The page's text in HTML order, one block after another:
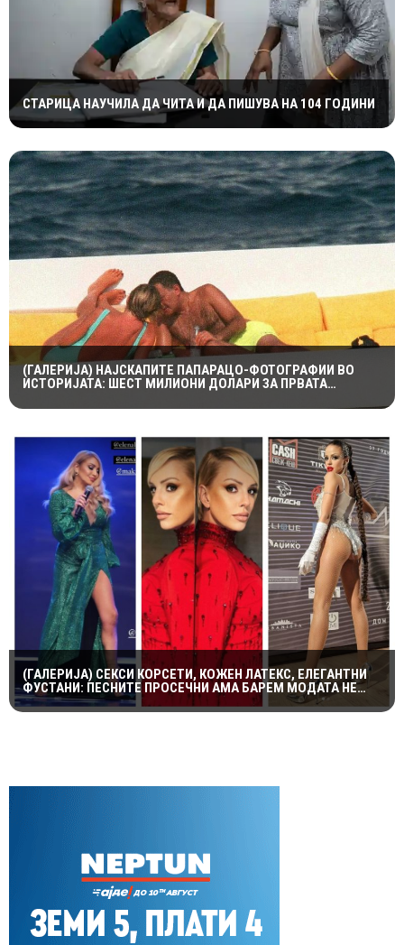
СТАРИЦА НАУЧИЛА ДА ЧИТА И ДА ПИШУВА НА 104 ГОДИНИ
(ГАЛЕРИЈА) НАЈСКАПИТЕ ПАПАРАЦО-ФОТОГРАФИИ ВО
ИСТОРИЈАТА: ШЕСТ МИЛИОНИ ДОЛАРИ ЗА ПРВАТА
(ГАЛЕРИЈА) СЕКСИ КОРСЕТИ, КОЖЕН ЛАТЕКС, ЕЛЕГАНТНИ
ФУСТАНИ: ПЕСНИТЕ ПРОСЕЧНИ АМА БАРЕМ МОДАТА НЕ
ПОТФРЛИ НА МАКФЕСТ